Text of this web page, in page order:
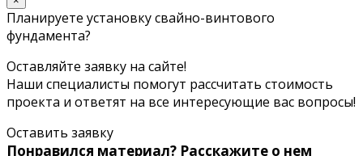
Планируете установку свайно-винтового
фундамента?
Оставляйте заявку на сайте!
Наши специалисты помогут рассчитать стоимость
проекта и ответят на все интересующие вас вопросы!
Оставить заявку
Понравился материал? Расскажите о нем